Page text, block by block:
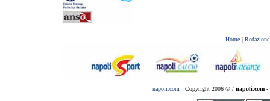
Home| Redazione
napoli.com Copyright 2006 © / napoli.com-